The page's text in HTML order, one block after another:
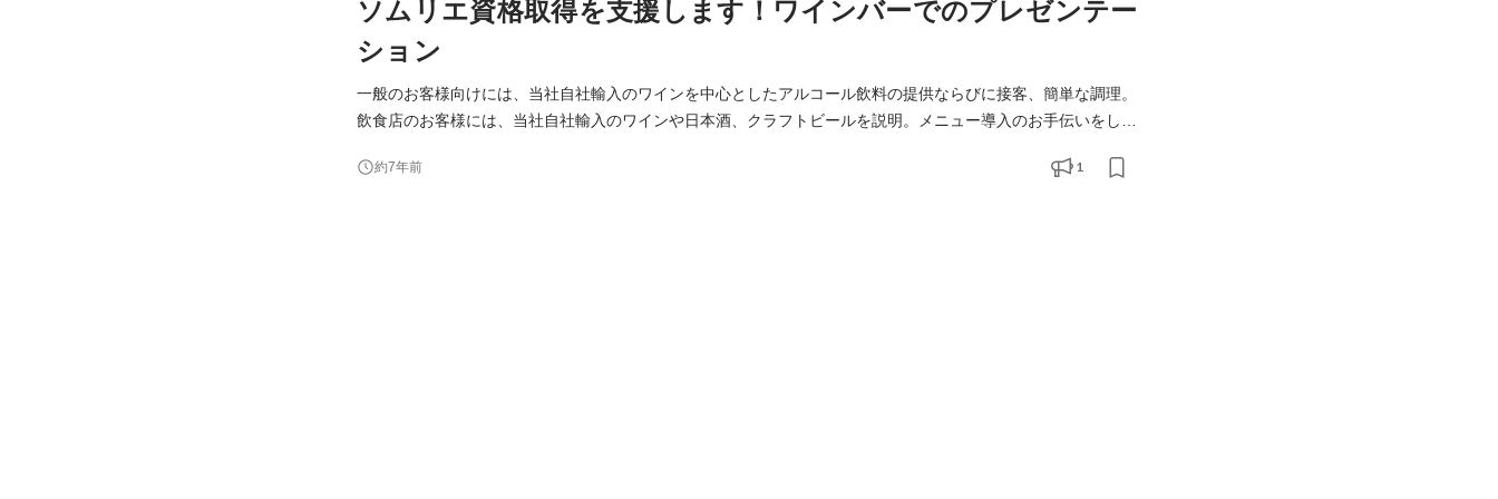
ソムリエ資格取得を支援します！ワインバーでのプレゼンテー
ション
一般のお客様向けには、当社自社輸入のワインを中心としたアルコール飲料の提供ならびに接客、簡単な調理。
飲食店のお客様には、当社自社輸入のワインや日本酒、クラフトビールを説明。メニュー導入のお手伝いをして
たい方には良い環境が整っております。 また、ソムリエ資格、日本酒の「サケ・エキスパート」資格取得
約7年前 1